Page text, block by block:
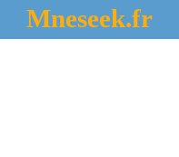
Mneseek.fr